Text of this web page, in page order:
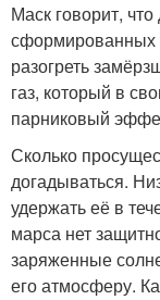
Маск говорит,
сформированных
разогреть
газ, который в
парниковый
Сколько
догадываться.
удержать её в
марса нет
заряженные
его атмосферу.